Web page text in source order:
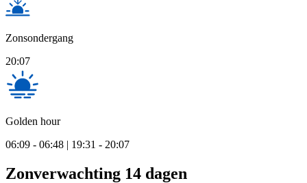
Zonsondergang
20:07
Golden hour
06:09 - 06:48 | 19:31 - 20:07
Zonverwachting 14 dagen